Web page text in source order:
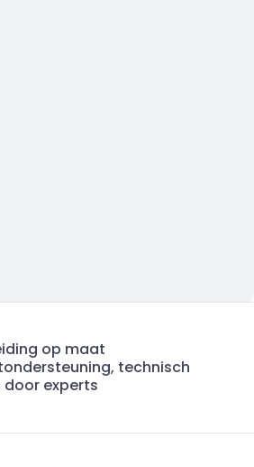
op maat
technisch
door experts